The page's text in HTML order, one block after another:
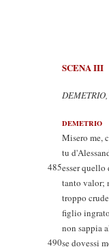
SCENA III
DEMETRIO
Misero me,
tu
485esser quello
tanto valor;
troppo
figlio
non sappia
490se dovessi